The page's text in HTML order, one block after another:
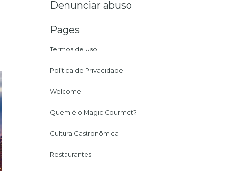
Denunciar abuso
Pages
Termos de Uso
Política de Privacidade
Welcome
Quem é o Magic Gourmet?
Cultura Gastronômica
Restaurantes